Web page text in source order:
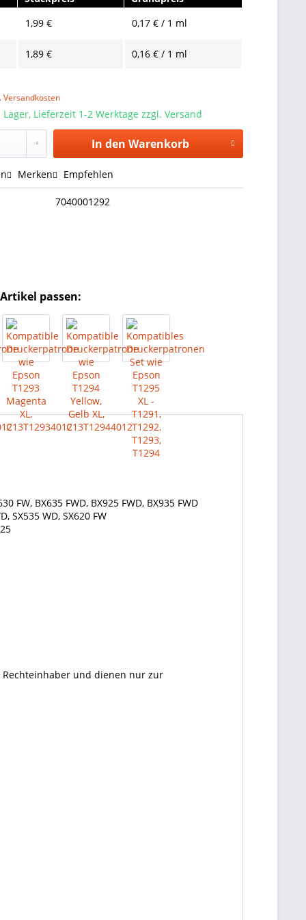
1,99 € 0,17 € / 1 ml
1,89 € 0,16 € / 1 ml
Versandkosten
Lieferzeit 1-2 Werktage zzgl. Versand
In den Warenkorb
Merken Empfehlen
7040001292
passen:
FW, BX635 FWD, BX925 FWD, BX935 FWD
SX535 WD, SX620 FW
und dienen nur zur